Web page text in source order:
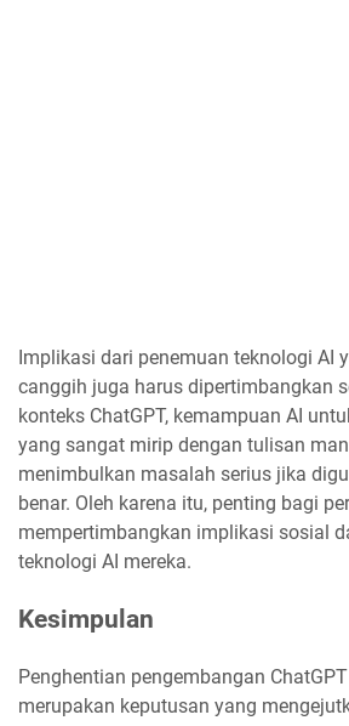
Implikasi dari penemuan teknologi AI
canggih juga harus dipertimbangkan
konteks ChatGPT, kemampuan AI
yang sangat mirip dengan tulisan
menimbulkan masalah serius jika
benar. Oleh karena itu, penting bagi
mempertimbangkan implikasi sosial
teknologi AI mereka.
Kesimpulan
Penghentian pengembangan
merupakan keputusan yang